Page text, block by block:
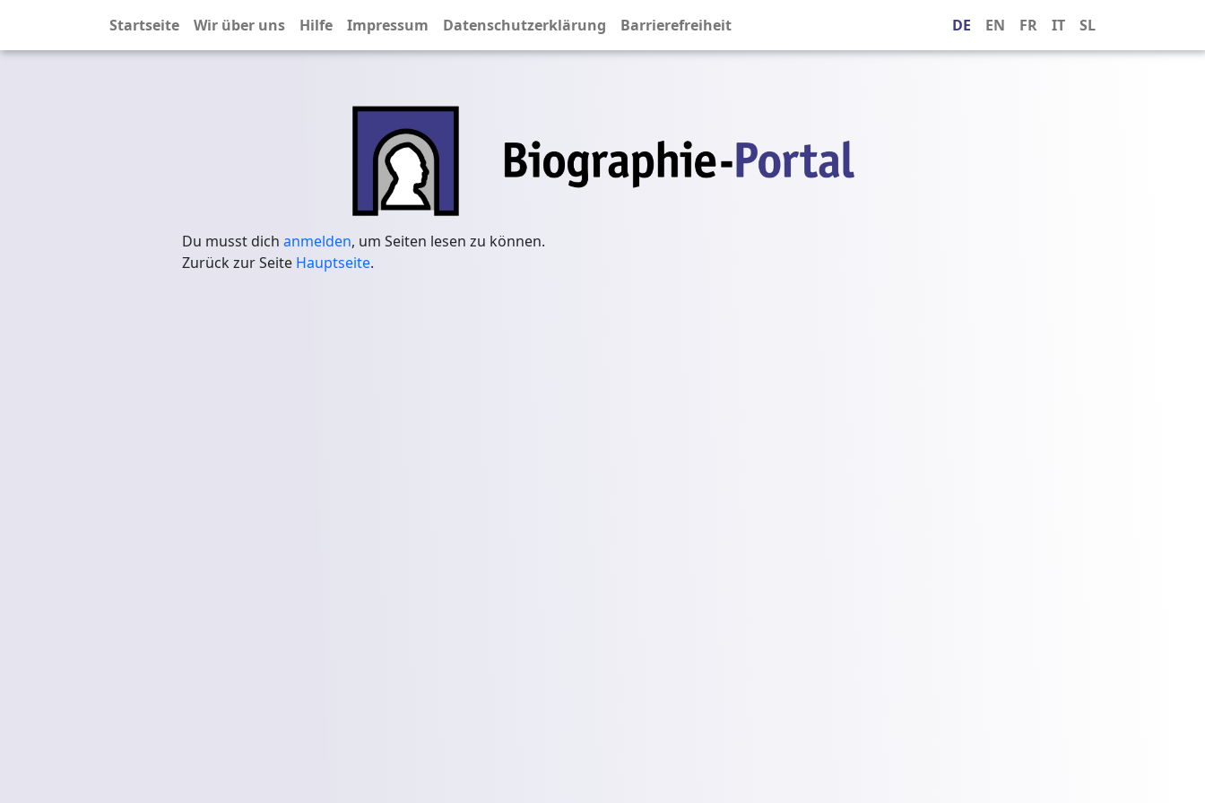
Startseite Wir über uns Hilfe Impressum Datenschutzerklärung Barrierefreiheit DE EN FR IT SL
Du musst dich anmelden, um Seiten lesen zu können.
Zurück zur Seite Hauptseite.